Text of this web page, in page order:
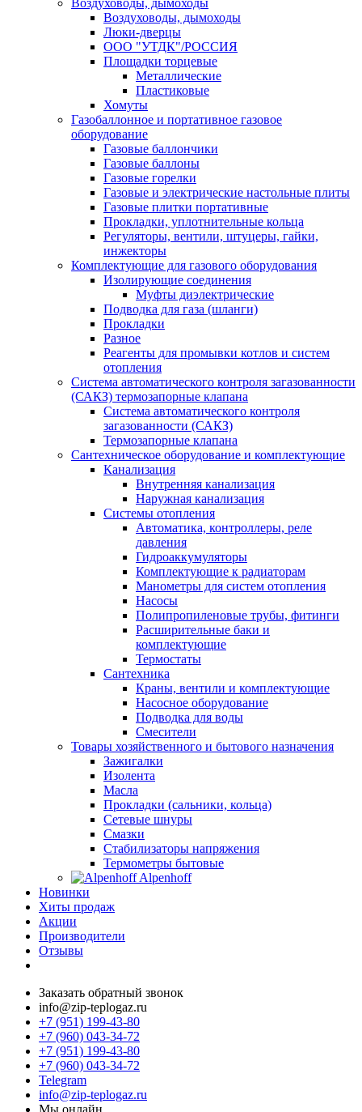
Воздуховоды, дымоходы
Воздуховоды, дымоходы
Люки-дверцы
ООО "УТДК"/РОССИЯ
Площадки торцевые
Металлические
Пластиковые
Хомуты
Газобаллонное и портативное газовое
оборудование
Газовые баллончики
Газовые баллоны
Газовые горелки
Газовые и электрические настольные плиты
Газовые плитки портативные
Прокладки, уплотнительные кольца
Регуляторы, вентили, штуцеры, гайки,
инжекторы
Комплектующие для газового оборудования
Изолирующие соединения
Муфты диэлектрические
Подводка для газа (шланги)
Прокладки
Разное
Реагенты для промывки котлов и систем
отопления
Система автоматического контроля загазованности
(САКЗ) термозапорные клапана
Система автоматического контроля
загазованности (САКЗ)
Термозапорные клапана
Сантехническое оборудование и комплектующие
Канализация
Внутренняя канализация
Наружная канализация
Системы отопления
Автоматика, контроллеры, реле
давления
Гидроаккумуляторы
Комплектующие к радиаторам
Манометры для систем отопления
Насосы
Полипропиленовые трубы, фитинги
Расширительные баки и
комплектующие
Термостаты
Сантехника
Краны, вентили и комплектующие
Насосное оборудование
Подводка для воды
Смесители
Товары хозяйственного и бытового назначения
Зажигалки
Изолента
Масла
Прокладки (сальники, кольца)
Сетевые шнуры
Смазки
Стабилизаторы напряжения
Термометры бытовые
Alpenhoff
Новинки
Хиты продаж
Акции
Производители
Отзывы
Заказать обратный звонок
info@zip-teplogaz.ru
+7 (951) 199-43-80
+7 (960) 043-34-72
+7 (951) 199-43-80
+7 (960) 043-34-72
Telegram
info@zip-teplogaz.ru
Мы онлайн,